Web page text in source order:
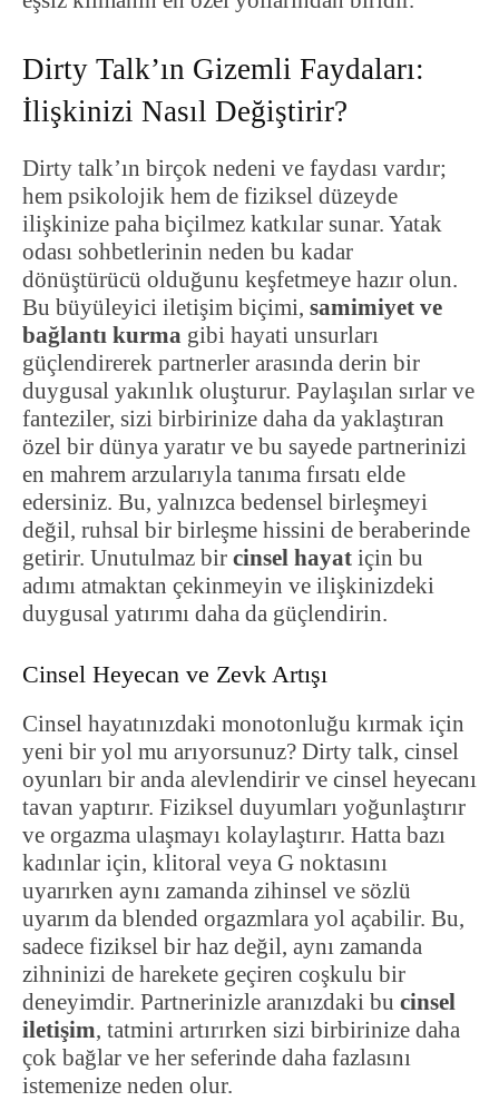
Dirty Talk’ın Gizemli Faydaları:
İlişkinizi Nasıl Değiştirir?
Dirty talk’ın birçok nedeni ve faydası vardır;
hem psikolojik hem de fiziksel düzeyde
ilişkinize paha biçilmez katkılar sunar. Yatak
odası sohbetlerinin neden bu kadar
dönüştürücü olduğunu keşfetmeye hazır olun.
Bu büyüleyici iletişim biçimi, samimiyet ve
bağlantı kurma gibi hayati unsurları
güçlendirerek partnerler arasında derin bir
duygusal yakınlık oluşturur. Paylaşılan sırlar ve
fanteziler, sizi birbirinize daha da yaklaştıran
özel bir dünya yaratır ve bu sayede partnerinizi
en mahrem arzularıyla tanıma fırsatı elde
edersiniz. Bu, yalnızca bedensel birleşmeyi
değil, ruhsal bir birleşme hissini de beraberinde
getirir. Unutulmaz bir cinsel hayat için bu
adımı atmaktan çekinmeyin ve ilişkinizdeki
duygusal yatırımı daha da güçlendirin.
Cinsel Heyecan ve Zevk Artışı
Cinsel hayatınızdaki monotonluğu kırmak için
yeni bir yol mu arıyorsunuz? Dirty talk, cinsel
oyunları bir anda alevlendirir ve cinsel heyecanı
tavan yaptırır. Fiziksel duyumları yoğunlaştırır
ve orgazma ulaşmayı kolaylaştırır. Hatta bazı
kadınlar için, klitoral veya G noktasını
uyarırken aynı zamanda zihinsel ve sözlü
uyarım da blended orgazmlara yol açabilir. Bu,
sadece fiziksel bir haz değil, aynı zamanda
zihninizi de harekete geçiren coşkulu bir
deneyimdir. Partnerinizle aranızdaki bu cinsel
iletişim, tatmini artırırken sizi birbirinize daha
çok bağlar ve her seferinde daha fazlasını
istemenize neden olur.